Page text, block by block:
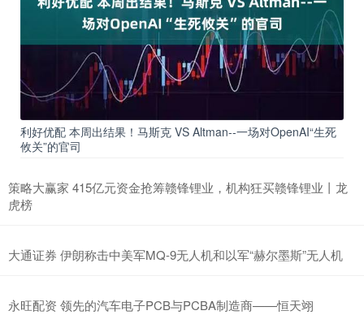
利好优配 本周出结果！马斯克 VS Altman--一场对OpenAI“生死
攸关”的官司
策略大赢家 415亿元资金抢筹赣锋锂业，机构狂买赣锋锂业丨龙
虎榜
大通证券 伊朗称击中美军MQ-9无人机和以军“赫尔墨斯”无人机
永旺配资 领先的汽车电子PCB与PCBA制造商——恒天翊